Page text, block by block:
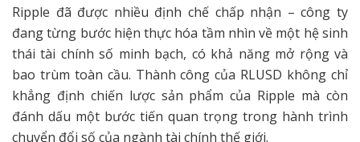
Ripple đã được nhiều định chế chấp nhận – công ty
đang từng bước hiện thực hóa tầm nhìn về một hệ sinh
thái tài chính số minh bạch, có khả năng mở rộng và
bao trùm toàn cầu. Thành công của RLUSD không chỉ
khẳng định chiến lược sản phẩm của Ripple mà còn
đánh dấu một bước tiến quan trọng trong hành trình
chuyển đổi số của ngành tài chính thế giới.